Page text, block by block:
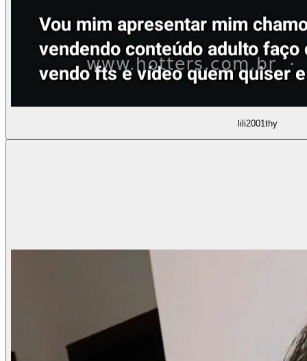
lili2001thy